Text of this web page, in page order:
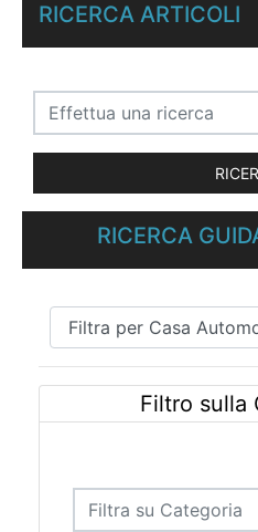
RICERCA ARTICOLI
RICERCA
Filtro sulla